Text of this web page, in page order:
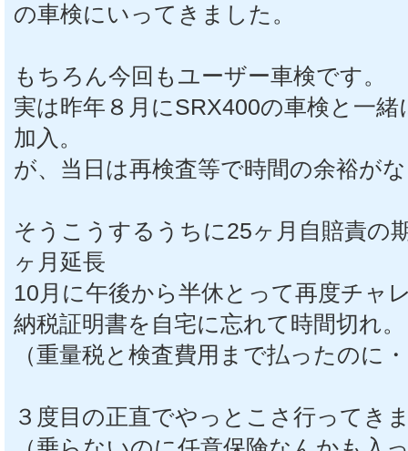
の車検にいってきました。
もちろん今回もユーザー車検です。
実は昨年８月にSRX400の車検と一
加入。
が、当日は再検査等で時間の余裕が
そうこうするうちに25ヶ月自賠責の
ヶ月延長
10月に午後から半休とって再度チャ
納税証明書を自宅に忘れて時間切れ。
（重量税と検査費用まで払ったのに
３度目の正直でやっとこさ行ってき